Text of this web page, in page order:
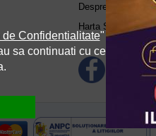
Despre Noi
Harta Site
de Confidentialitate" si
sa continuati cu cele